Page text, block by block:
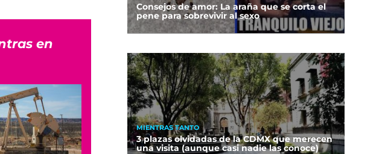
en
Consejos de amor: La araña que se corta el
pene para sobrevivir al sexo
MIENTRAS TANTO
3 plazas olvidadas de la CDMX que merecen
una visita (aunque casi nadie las conoce)